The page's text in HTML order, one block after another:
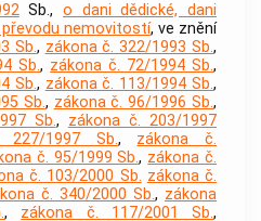
Sb.,o dani dědické, dani
nemovitostí, ve znění
Sb., zákona č. 322/1993 Sb.,
Sb., zákona č. 72/1994 Sb.,
Sb., zákona č. 113/1994 Sb.,
Sb., zákona č. 96/1996 Sb.,
Sb., zákona č. 203/1997
227/1997 Sb., zákona č.
č. 95/1999 Sb., zákona č.
č. 103/2000 Sb. zákona č.
č. 340/2000 Sb., zákona
, zákona č. 117/2001 Sb.,